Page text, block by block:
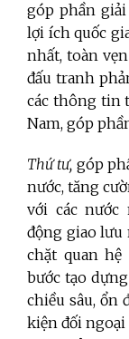
góp phần
lợi ích quốc
nhất, toàn
đấu tranh
các thông tin
Nam, góp
Thứ tư, góp
nước, tăng
với các nước
động giao lưu
chặt quan hệ
bước tạo
chiều sâu, ổn
kiện đối ngoại